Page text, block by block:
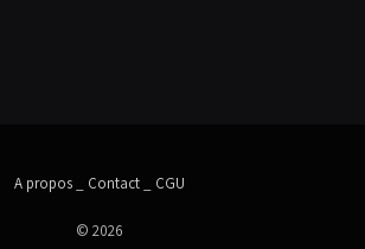
A propos Contact CGU
© 2026